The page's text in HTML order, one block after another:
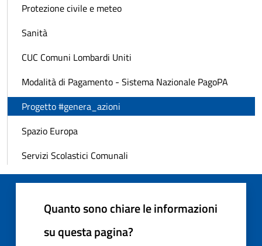
Protezione civile e meteo
Sanità
CUC Comuni Lombardi Uniti
Modalità di Pagamento - Sistema Nazionale PagoPA
Progetto #genera_azioni
Spazio Europa
Servizi Scolastici Comunali
Quanto sono chiare le informazioni
su questa pagina?